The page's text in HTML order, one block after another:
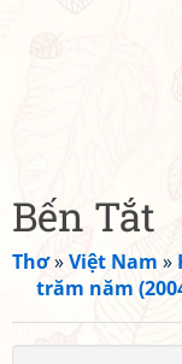
Bến Tắt
Thơ»Việt Nam »
trăm năm